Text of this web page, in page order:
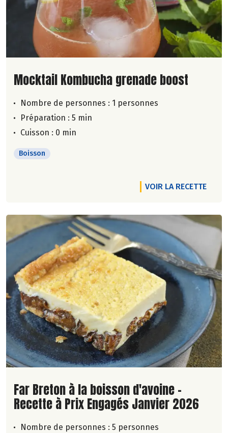
Lire la suite de la recette
Mocktail Kombucha grenade boost
Nombre de personnes : 1 personnes
Préparation : 5 min
Cuisson : 0 min
Boisson
VOIR LA RECETTE
Lire la suite de la recette
Far Breton à la boisson d'avoine -
Recette à Prix Engagés Janvier 2026
Nombre de personnes : 5 personnes